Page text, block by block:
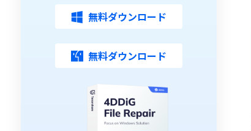
無料ダウンロード
無料ダウンロード